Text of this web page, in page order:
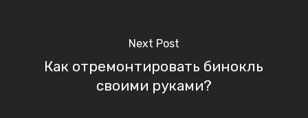
Next Post
Как отремонтировать бинокль
своими руками?